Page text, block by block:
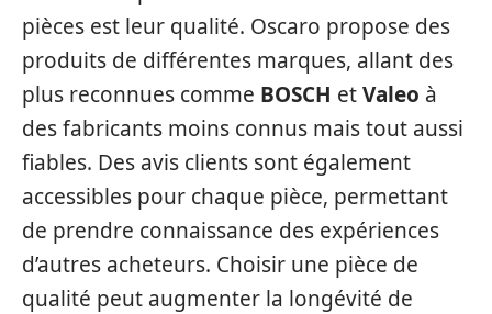
pièces est leur qualité. Oscaro propose des
produits de différentes marques, allant des
plus reconnues comme BOSCH etValeo à
des fabricants moins connus mais tout aussi
fiables. Des avis clients sont également
accessibles pour chaque pièce, permettant
de prendre connaissance des expériences
d’autres acheteurs. Choisir une pièce de
qualité peut augmenter la longévité de